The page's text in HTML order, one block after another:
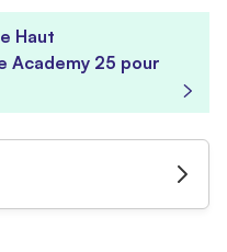
Haut
Academy 25 pour